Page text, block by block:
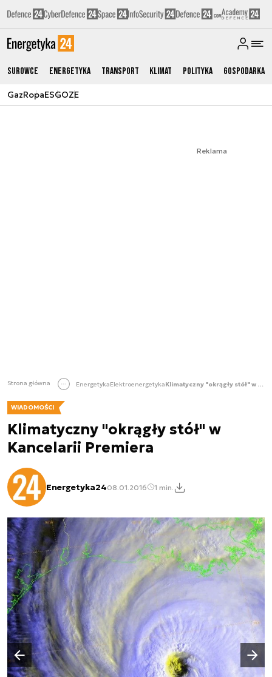
Surowce Energetyka Transport Klimat Polityka Gospodarka
GazRopaESGOZE
Reklama
Strona główna EnergetykaElektroenergetyka Klimatyczny "okrągły stół" w Kancelarii Premiera
WIADOMOŚCI
Klimatyczny "okrągły stół" w
Kancelarii Premiera
Energetyka2408.01.2016 1 min.
Poprzedni slajd
Następny slajd